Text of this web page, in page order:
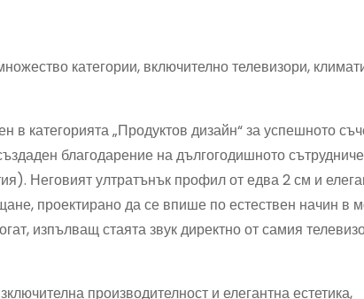
категории, включително телевизори,
в категорията „Продуктов дизайн“ за успешното
благодарение на дългогодишното
Неговият ултратънък профил от едва 2 см и
проектирано да се впише по естествен начин в
изпълващ стаята звук директно от самия
производителност и елегантна естетика,